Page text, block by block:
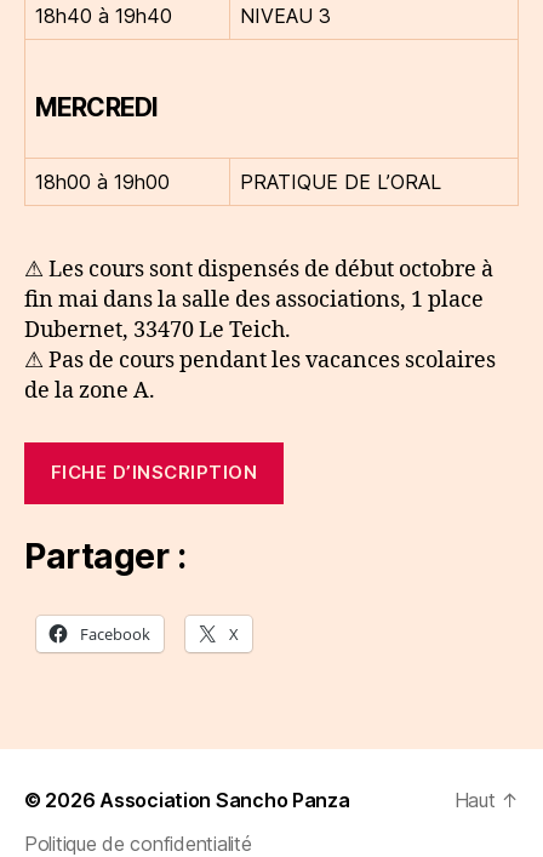
18h40 à 19h40
NIVEAU 3
MERCREDI
18h00 à 19h00 PRATIQUE DE L’ORAL
⚠ Les cours sont dispensés de début octobre à
fin mai dans la salle des associations, 1 place
Dubernet, 33470 Le Teich.
⚠ Pas de cours pendant les vacances scolaires
de la zone A.
FICHE D’INSCRIPTION
Partager :
Facebook X
© 2026Association Sancho Panza
Politique de confidentialité
Haut ↑